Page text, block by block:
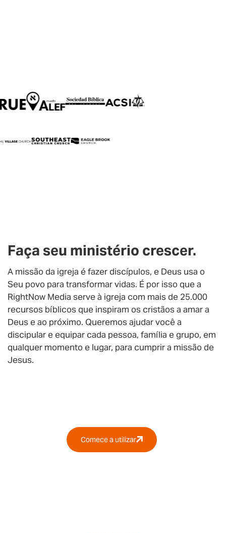
Faça seu ministério crescer.
A missão da igreja é fazer discípulos, e Deus usa o
Seu povo para transformar vidas. É por isso que a
RightNow Media serve à igreja com mais de 25.000
recursos bíblicos que inspiram os cristãos a amar a
Deus e ao próximo. Queremos ajudar você a
discipular e equipar cada pessoa, família e grupo, em
qualquer momento e lugar, para cumprir a missão de
Jesus.
Comece a utilizar